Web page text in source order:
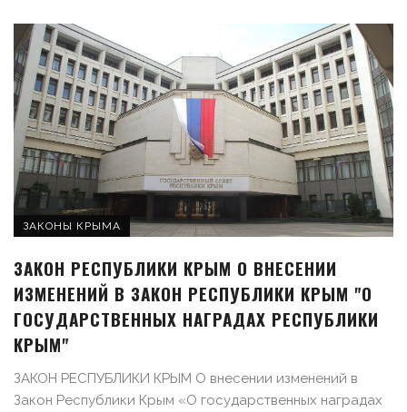
ЗАКОНЫ КРЫМА
ЗАКОН РЕСПУБЛИКИ КРЫМ О ВНЕСЕНИИ
ИЗМЕНЕНИЙ В ЗАКОН РЕСПУБЛИКИ КРЫМ "О
ГОСУДАРСТВЕННЫХ НАГРАДАХ РЕСПУБЛИКИ
КРЫМ"
ЗАКОН РЕСПУБЛИКИ КРЫМ О внесении изменений в
Закон Республики Крым «О государственных наградах